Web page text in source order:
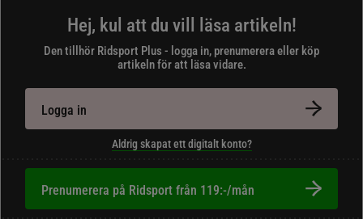
Hej, kul att du vill läsa artikeln!
Den tillhör Ridsport Plus - logga in, prenumerera eller köp
artikeln för att läsa vidare.
Logga in
Aldrig skapat ett digitalt konto?
Prenumerera på Ridsport från 119:-/mån